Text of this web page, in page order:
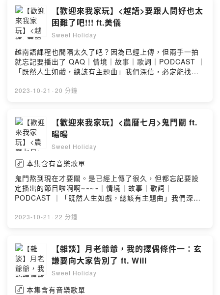
Powered by Firstory Hosting
【歡迎來我家玩】<越語>要跟人問好也太
困難了吧!!! ft.美儀
Sweet Holiday
越南語課程也間隔太久了吧？因為已經上傳，但兩手一拍
就忘記要播出了 QAQ｜情境｜故事｜歌詞｜PODCAST ｜
「既然人生如戲，總該有主題曲」我們深信，必定能找到
週六1400慈大之聲。週三1600。週六1700各大podcast
recoding.podcast@gmail.com贊助甜周末，讓我們能夠
更有力量製作優質的節目
https://open.firstory.me/join/sweet-holidayPowered
by Firstory Hosting
2023-10-21 · 20 分鐘
【歡迎來我家玩】<農曆七月>鬼門關 ft.
暘暘
Sweet Holiday
本集含有音樂歌單
鬼門熬到現在才要關。是已經上傳了很久，但都忘記要設
定播出的節目啦啊啊~~~~｜情境｜故事｜歌詞｜
PODCAST ｜「既然人生如戲，總該有主題曲」我們深
電台花蓮分台。週六1400慈大之聲。週三1600。週六
約：recoding.podcast@gmail.com贊助甜周末，讓我們
能夠更有力量製作優質的節目
https://open.firstory.me/join/sweet-holidayPowered
by Firstory Hosting
2023-10-21 · 22 分鐘
【雜談】月老爺爺，我的擇偶條件一：玄
謙要向大家告別了 ft. Will
Sweet Holiday
本集含有音樂歌單